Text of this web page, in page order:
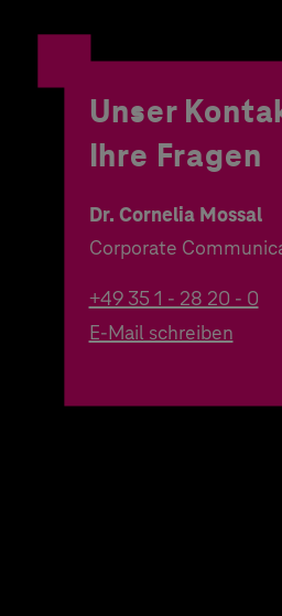
Unser
Ihre Fragen
Dr. Cornelia Mossal
Corporate
+49 35 1 - 28 20 - 0
E-Mail schreiben